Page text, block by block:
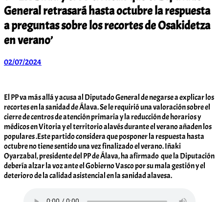
General retrasará hasta octubre la respuesta
a preguntas sobre los recortes de Osakidetza
en verano’
02/07/2024
El PP va más allá y acusa al Diputado General de negarse a explicar los
recortes en la sanidad de Álava. Se le requirió una valoración sobre el
cierre de centros de atención primaria y la reducción de horarios y
médicos en Vitoria y el territorio alavés durante el verano añaden los
populares .Este partido considera que posponer la respuesta hasta
octubre no tiene sentido una vez finalizado el verano. Iñaki
Oyarzabal, presidente del PP de Álava, ha afirmado que la Diputación
debería alzar la voz ante el Gobierno Vasco por su mala gestión y el
deterioro de la calidad asistencial en la sanidad alavesa.